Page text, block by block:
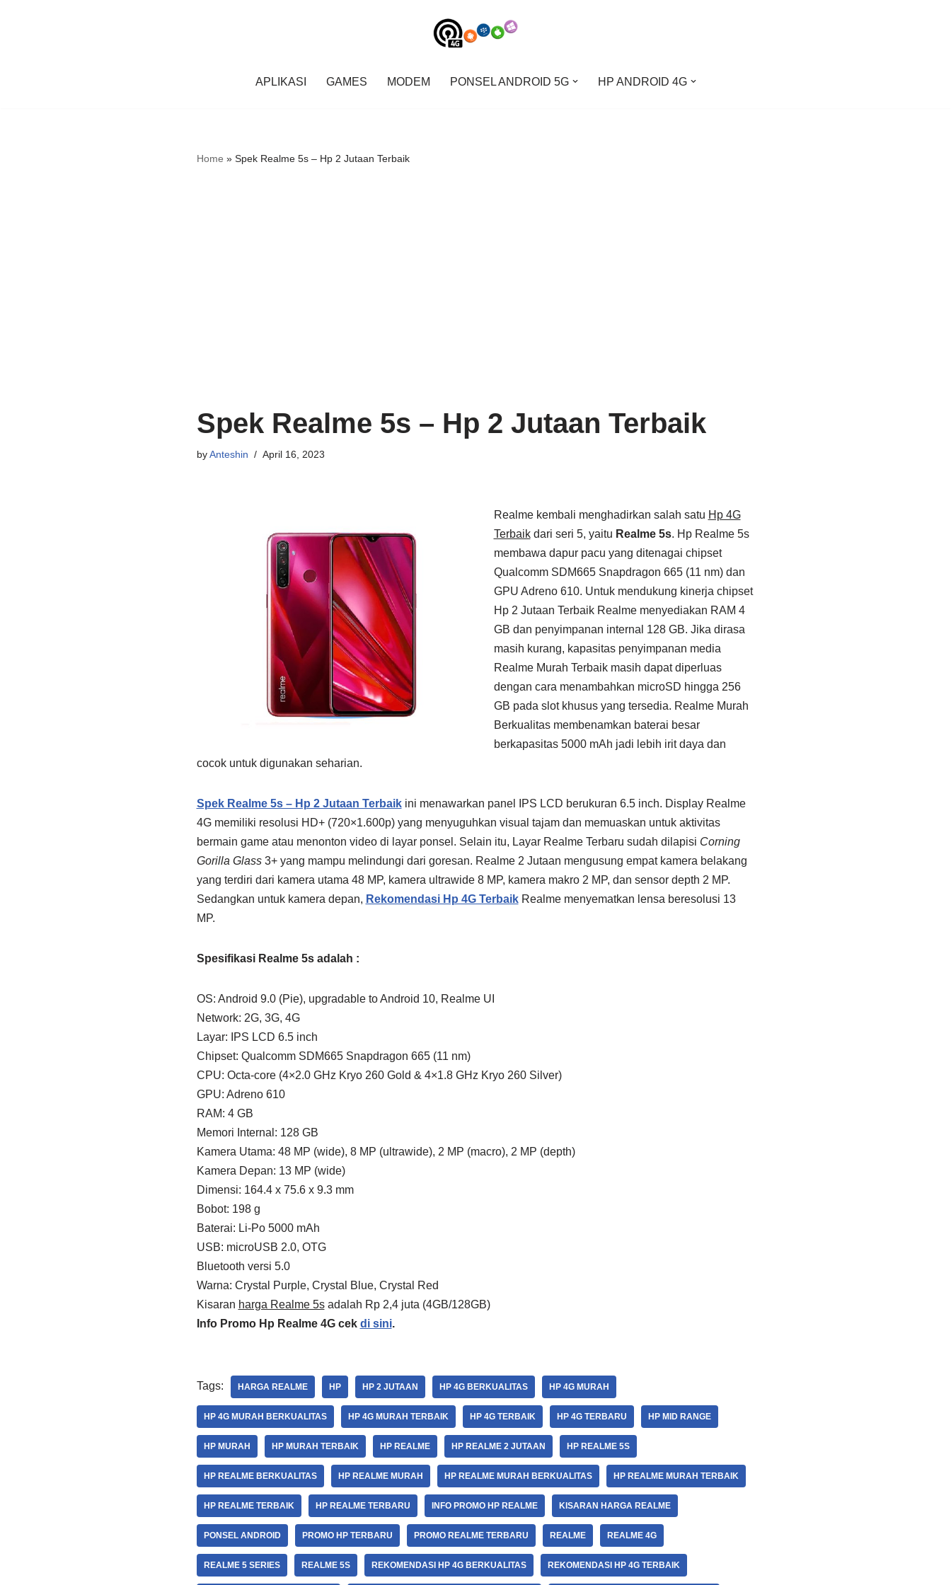
APLIKASI GAMES MODEM PONSEL ANDROID 5G HP ANDROID 4G
Home » Spek Realme 5s – Hp 2 Jutaan Terbaik
Spek Realme 5s – Hp 2 Jutaan Terbaik
byAnteshin April 16, 2023
Realme kembali menghadirkan salah satu Hp 4G
Terbaikdari seri 5, yaitu Realme 5s. Hp Realme 5s
membawa dapur pacu yang ditenagai chipset
Qualcomm SDM665 Snapdragon 665 (11 nm) dan
GPU Adreno 610. Untuk mendukung kinerja chipset
Hp 2 Jutaan Terbaik Realme menyediakan RAM 4
GB dan penyimpanan internal 128 GB. Jika dirasa
masih kurang, kapasitas penyimpanan media
Realme Murah Terbaik masih dapat diperluas
dengan cara menambahkan microSD hingga 256
GB pada slot khusus yang tersedia. Realme Murah
Berkualitas membenamkan baterai besar
berkapasitas 5000 mAh jadi lebih irit daya dan
cocok untuk digunakan seharian.
Spek Realme 5s – Hp 2 Jutaan Terbaikini menawarkan panel IPS LCD berukuran 6.5 inch. Display Realme
4G memiliki resolusi HD+ (720×1.600p) yang menyuguhkan visual tajam dan memuaskan untuk aktivitas
bermain game atau menonton video di layar ponsel. Selain itu, Layar Realme Terbaru sudah dilapisi Corning
Gorilla Glass3+ yang mampu melindungi dari goresan. Realme 2 Jutaan mengusung empat kamera belakang
yang terdiri dari kamera utama 48 MP, kamera ultrawide 8 MP, kamera makro 2 MP, dan sensor depth 2 MP.
Sedangkan untuk kamera depan, Rekomendasi Hp 4G TerbaikRealme menyematkan lensa beresolusi 13
MP.
Spesifikasi Realme 5s adalah :
OS: Android 9.0 (Pie), upgradable to Android 10, Realme UI
Network: 2G, 3G, 4G
Layar: IPS LCD 6.5 inch
Chipset: Qualcomm SDM665 Snapdragon 665 (11 nm)
CPU: Octa-core (4×2.0 GHz Kryo 260 Gold & 4×1.8 GHz Kryo 260 Silver)
GPU: Adreno 610
RAM: 4 GB
Memori Internal: 128 GB
Kamera Utama: 48 MP (wide), 8 MP (ultrawide), 2 MP (macro), 2 MP (depth)
Kamera Depan: 13 MP (wide)
Dimensi: 164.4 x 75.6 x 9.3 mm
Bobot: 198 g
Baterai: Li-Po 5000 mAh
USB: microUSB 2.0, OTG
Bluetooth versi 5.0
Warna: Crystal Purple, Crystal Blue, Crystal Red
Kisaran harga Realme 5sadalah Rp 2,4 juta (4GB/128GB)
Info Promo Hp Realme 4G cek di sini.
Tags: HARGA REALME HP HP 2 JUTAAN HP 4G BERKUALITAS HP 4G MURAH
HP 4G MURAH BERKUALITAS HP 4G MURAH TERBAIK HP 4G TERBAIK HP 4G TERBARU HP MID RANGE
HP MURAH HP MURAH TERBAIK HP REALME HP REALME 2 JUTAAN HP REALME 5S
HP REALME BERKUALITAS HP REALME MURAH HP REALME MURAH BERKUALITAS HP REALME MURAH TERBAIK
HP REALME TERBAIK HP REALME TERBARU INFO PROMO HP REALME KISARAN HARGA REALME
PONSEL ANDROID PROMO HP TERBARU PROMO REALME TERBARU REALME REALME 4G
REALME 5 SERIES REALME 5S REKOMENDASI HP 4G BERKUALITAS REKOMENDASI HP 4G TERBAIK